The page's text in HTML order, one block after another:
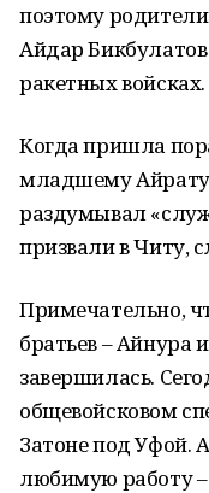
поэтому
Айдар
ракетных войсках.
Когда пришла
младшему
раздумывал
призвали в Читу,
Примечательно,
братьев – Айнура
завершилась.
общевойсковом
Затоне под Уфой.
любимую работу